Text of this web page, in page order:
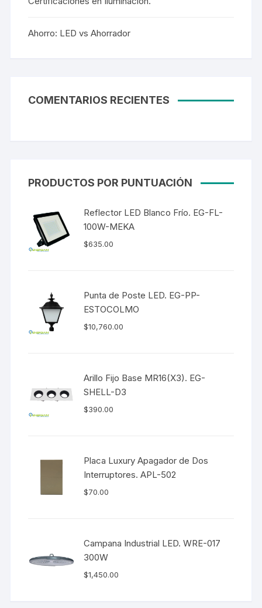
Ahorro: LED vs Ahorrador
COMENTARIOS RECIENTES
PRODUCTOS POR PUNTUACIÓN
Reflector LED Blanco Frío. EG-FL-
100W-MEKA
$635.00
Punta de Poste LED. EG-PP-
ESTOCOLMO
$10,760.00
Arillo Fijo Base MR16(X3). EG-
SHELL-D3
$390.00
Placa Luxury Apagador de Dos
Interruptores. APL-502
$70.00
Campana Industrial LED. WRE-017
300W
$1,450.00